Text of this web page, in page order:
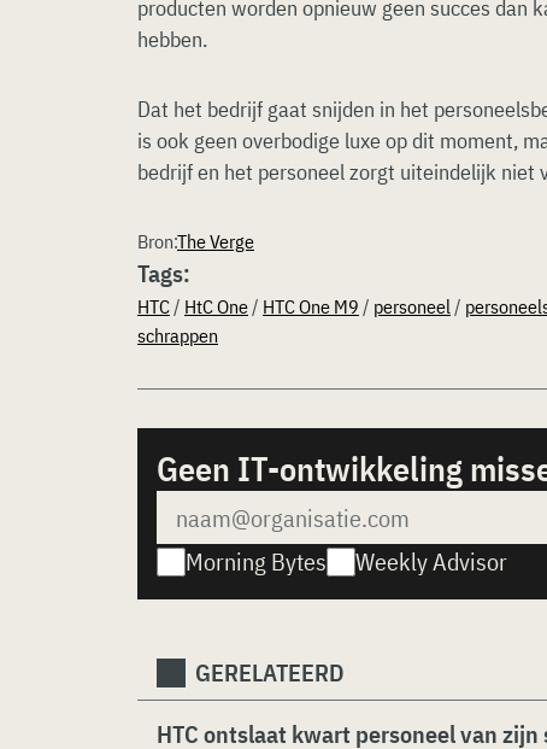
producten worden opnieuw geen succes dan
hebben.
Dat het bedrijf gaat snijden in het
is ook geen overbodige luxe op dit moment,
bedrijf en het personeel zorgt uiteindelijk niet
Bron:The Verge
Tags:
HTC/ HtC One/ HTC One M9 / personeel/
schrappen
Geen IT-ontwikkeling
Morning Bytes Weekly Advisor
GERELATEERD
HTC ontslaat kwart personeel van